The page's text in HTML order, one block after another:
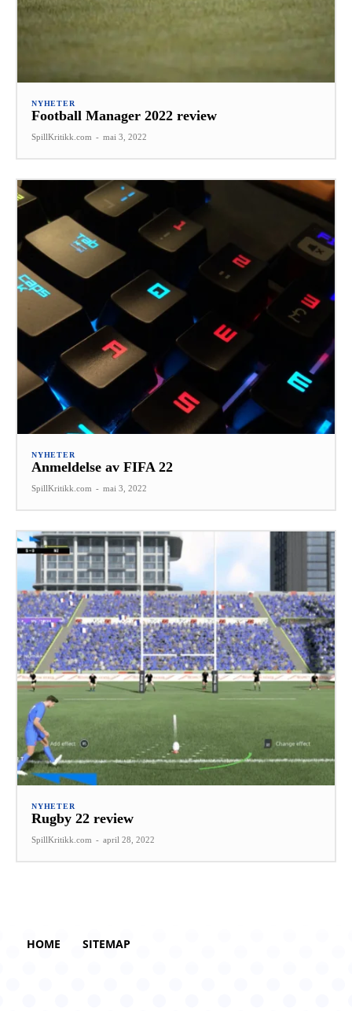
NYHETER
Football Manager 2022 review
SpillKritikk.com - mai 3, 2022
NYHETER
Anmeldelse av FIFA 22
SpillKritikk.com - mai 3, 2022
NYHETER
Rugby 22 review
SpillKritikk.com - april 28, 2022
HOME SITEMAP